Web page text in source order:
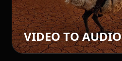
VIDEO TO AUDIO